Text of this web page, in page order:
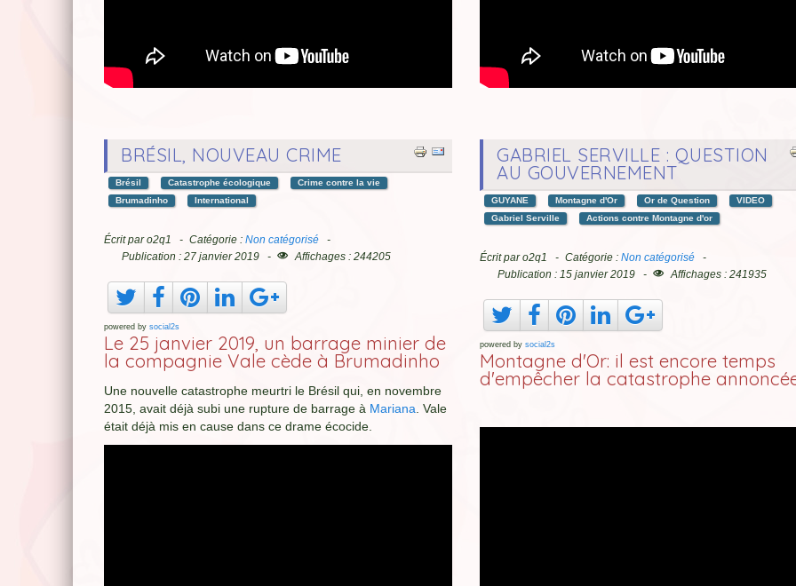
BRÉSIL, NOUVEAU CRIME
Brésil Catastrophe écologique
Crime contre la vie
Brumadinho
International
Écrit paro2q1 Catégorie : Non catégorisé
Publication : 27 janvier 2019
Affichages : 244205
powered by social2s
Le 25 janvier 2019, un barrage minier de
la compagnie Vale cède à Brumadinho
Une nouvelle catastrophe meurtri le Brésil qui, en novembre
2015, avait déjà subi une rupture de barrage à Mariana. Vale
était déjà mis en cause dans ce drame écocide.
GABRIEL SERVILLE : QUESTION
AU GOUVERNEMENT
GUYANE Montagne d'Or Or de Question
VIDEO
Gabriel Serville
Actions contre Montagne d'or
Écrit paro2q1 Catégorie :Non catégorisé
Publication : 15 janvier 2019
Affichages : 241935
powered bysocial2s
Montagne d'Or: il est encore temps
d'empêcher la catastrophe